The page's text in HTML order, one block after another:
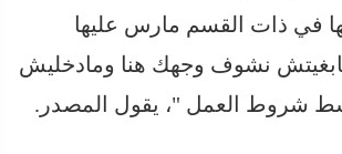
في ذات القسم مارس عليها
نشوف وجهك هنا ومادخليش
شروط العمل "، يقول المصدر.